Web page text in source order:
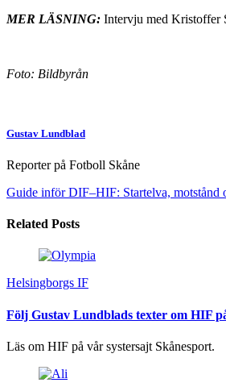
MER LÄSNING: Intervju med Kristoffer
Foto: Bildbyrån
Gustav Lundblad
Reporter på Fotboll Skåne
Guide inför DIF–HIF: Startelva, motstånd
Related Posts
Helsingborgs IF
Följ Gustav Lundblads texter om HIF
Läs om HIF på vår systersajt Skånesport.